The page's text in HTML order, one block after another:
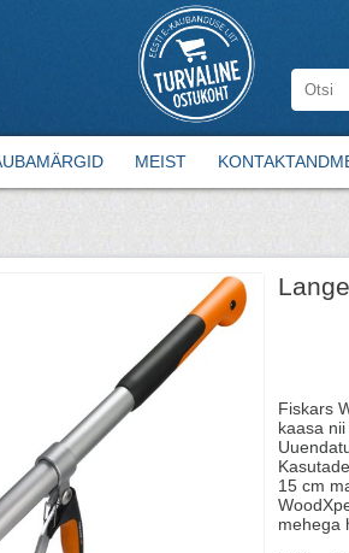
MEIST
Fiskars
kaasa
15 cm
mehega